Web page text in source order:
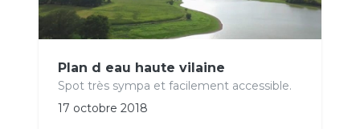
Plan d eau haute vilaine
Spot très sympa et facilement accessible.
17 octobre 2018